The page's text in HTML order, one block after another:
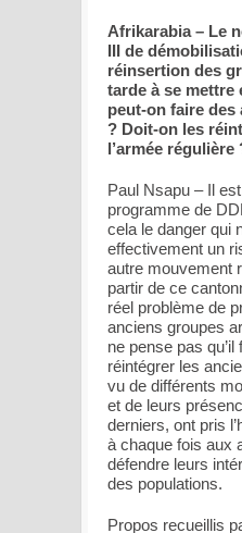
Afrikarabia – Le
III de
réinsertion des
tarde à se mettre
peut-on faire
? Doit-on les
l’armée régulière
Paul Nsapu – Il
programme de
cela le danger qui
effectivement un
autre mouvement
partir de ce
réel problème de
anciens groupes
ne pense pas qu’il
réintégrer les
vu de différents
et de leurs
derniers, ont pris
à chaque fois aux
défendre leurs
des populations.
Propos recueillis